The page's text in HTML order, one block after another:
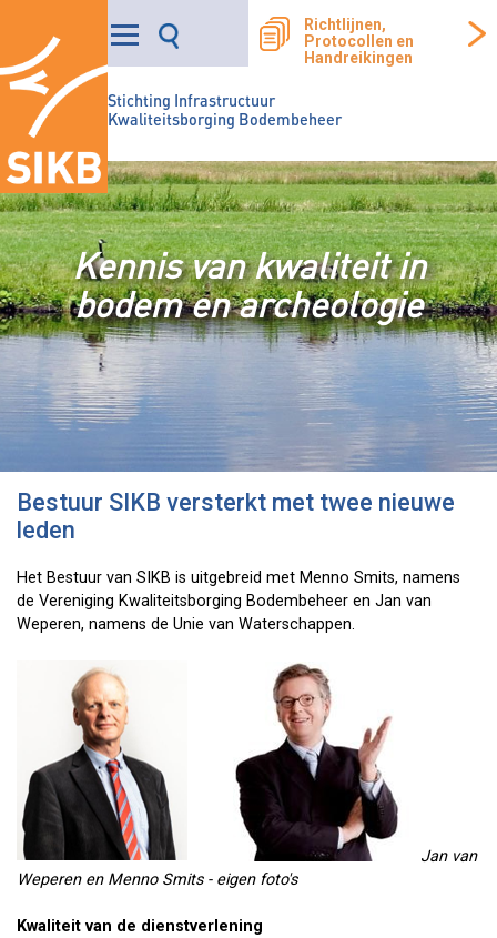
Stichting Infrastructuur
Kwaliteitsborging Bodembeheer
Richtlijnen,
Protocollen en
Handreikingen
Kennis van kwaliteit in
bodem en archeologie
Bestuur SIKB versterkt met twee nieuwe
leden
Het Bestuur van SIKB is uitgebreid met Menno Smits, namens
de Vereniging Kwaliteitsborging Bodembeheer en Jan van
Weperen, namens de Unie van Waterschappen.
Jan van
Weperen en Menno Smits - eigen foto's
Kwaliteit van de dienstverlening